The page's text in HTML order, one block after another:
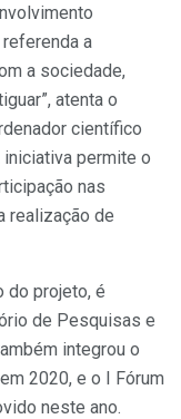
referenda a
a sociedade,
atenta o
científico
permite o
nas
realização de
do projeto, é
de Pesquisas e
integrou o
2020, e o I Fórum
neste ano.